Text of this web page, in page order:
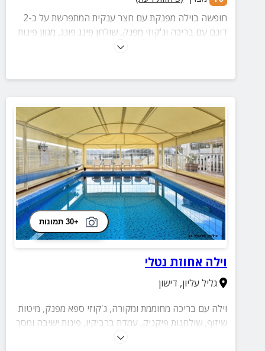
חופשה בוילה מפנקת עם חצר ענקית המתפרשת על כ-2
דונם עם בריכה וג'קוזי מפנק, שולחן פינג פונג, מגוון פינות
+30 תמונות
וילה אחוזת נטלי
גליל עליון, דישון
וילה עם בריכה מחוממת ומקורה, ג'קוזי ספא מפנק, מיטות
שיזוף, שולחנות פיקניק, עמדת ברביקיו, פינות ישיבה ומסך
צפייה חיצוני, ערסלים, מתקנים לילדים ועוד לא פירטנו על